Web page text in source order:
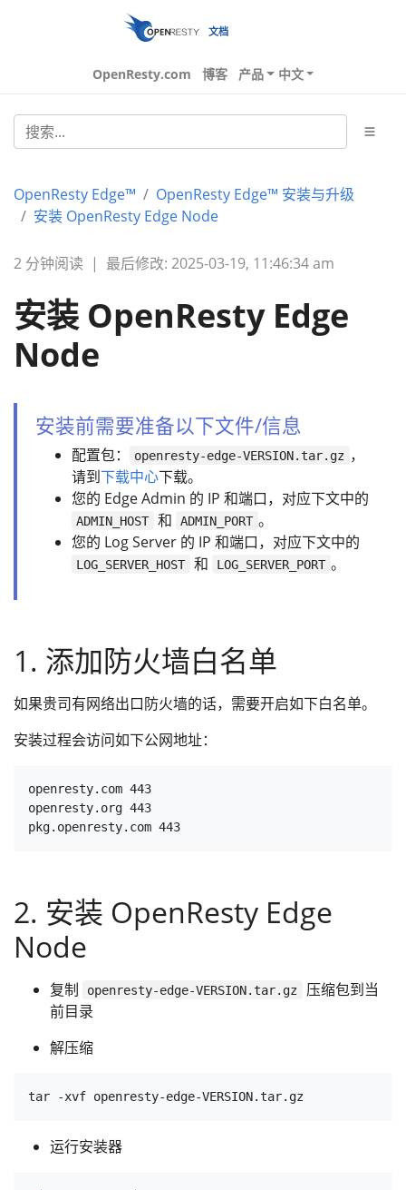
文档
OpenResty.com 博客 产品 中文
OpenResty Edge™
OpenResty Edge™ 安装与升级
安装 OpenResty Edge Node
2 分钟阅读 | 最后修改: 2025-03-19, 11:46:34 am
安装 OpenResty Edge
Node
安装前需要准备以下文件/信息
配置包： openresty-edge-VERSION.tar.gz ，
请到下载中心下载。
您的 Edge Admin 的 IP 和端口，对应下文中的
ADMIN_HOST 和 ADMIN_PORT 。
您的 Log Server 的 IP 和端口，对应下文中的
LOG_SERVER_HOST 和 LOG_SERVER_PORT 。
1. 添加防火墙白名单
如果贵司有网络出口防火墙的话，需要开启如下白名单。
安装过程会访问如下公网地址：
openresty.com 443
openresty.org 443
2. 安装 OpenResty Edge
Node
复制 openresty-edge-VERSION.tar.gz
压缩包到当
前目录
解压缩
运行安装器